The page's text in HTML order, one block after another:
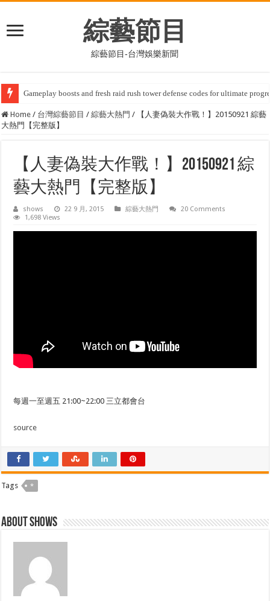
綜藝節目
綜藝節目-台灣娛樂新聞
Ukulungiswa kwesivumelwano okukhulu kuhlanganisa i-10bet, okwenza
Home / 台灣綜藝節目 / 綜藝大熱門 /
【人妻偽裝大作戰！】20150921 綜藝
大熱門【完整版】
【人妻偽裝大作戰！】20150921 綜
藝大熱門【完整版】
shows 22 9 月, 2015 綜藝大熱門
20 Comments
1,698 Views
每週一至週五 21:00~22:00 三立都會台
source
Tags *
About shows